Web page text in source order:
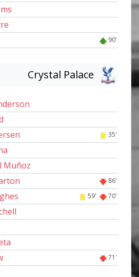
90'
Crystal Palace
35'
Muñoz
86'
59' 70'
71'